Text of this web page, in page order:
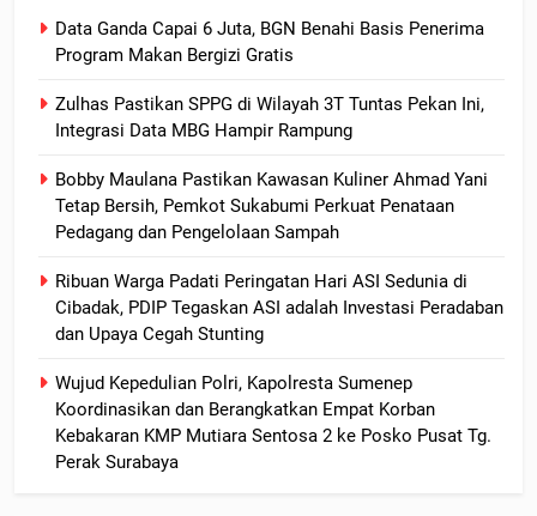
Data Ganda Capai 6 Juta, BGN Benahi Basis Penerima
Program Makan Bergizi Gratis
Zulhas Pastikan SPPG di Wilayah 3T Tuntas Pekan Ini,
Integrasi Data MBG Hampir Rampung
Bobby Maulana Pastikan Kawasan Kuliner Ahmad Yani
Tetap Bersih, Pemkot Sukabumi Perkuat Penataan
Pedagang dan Pengelolaan Sampah
Ribuan Warga Padati Peringatan Hari ASI Sedunia di
Cibadak, PDIP Tegaskan ASI adalah Investasi Peradaban
dan Upaya Cegah Stunting
Wujud Kepedulian Polri, Kapolresta Sumenep
Koordinasikan dan Berangkatkan Empat Korban
Kebakaran KMP Mutiara Sentosa 2 ke Posko Pusat Tg.
Perak Surabaya